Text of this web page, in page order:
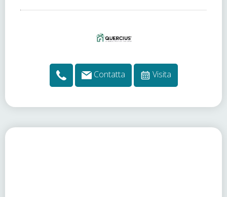
Contatta Visita